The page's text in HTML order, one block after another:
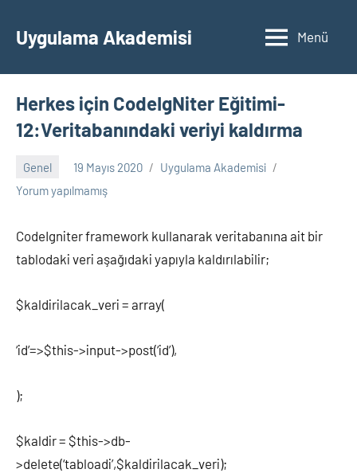
geçUygulama Akademisi Menü
Herkes için CodeIgNiter Eğitimi-
12:Veritabanındaki veriyi kaldırma
Genel 19 Mayıs 2020
Uygulama Akademisi
Yorum yapılmamış
CodeIgniter framework kullanarak veritabanına ait bir
tablodaki veri aşağıdaki yapıyla kaldırılabilir;
$kaldirilacak_veri = array(
‘id’=>$this->input->post(‘id’),
);
$kaldir = $this->db-
>delete(‘tabloadi’,$kaldirilacak_veri);